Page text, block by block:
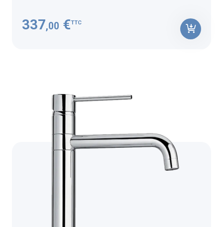
337,00 €TTC